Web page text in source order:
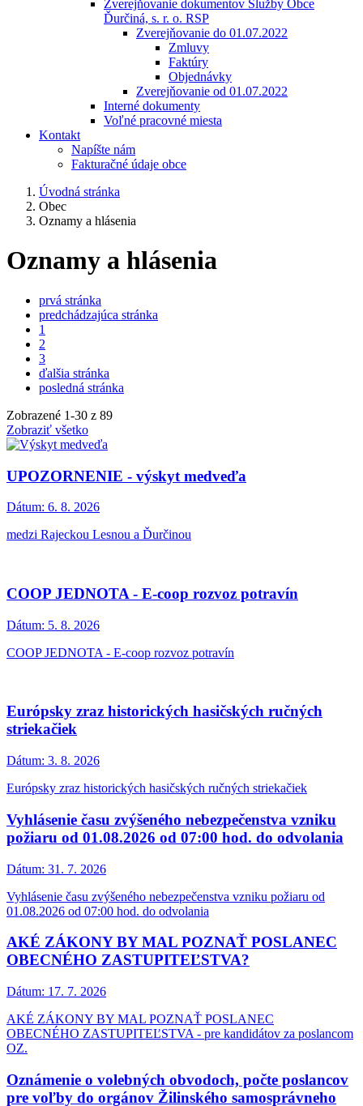
Zverejňovanie dokumentov Služby Obce
Ďurčiná, s. r. o. RSP
Zverejňovanie do 01.07.2022
Zmluvy
Faktúry
Objednávky
Zverejňovanie od 01.07.2022
Interné dokumenty
Voľné pracovné miesta
Kontakt
Napíšte nám
Fakturačné údaje obce
Úvodná stránka
Obec
Oznamy a hlásenia
Oznamy a hlásenia
prvá stránka
predchádzajúca stránka
1
2
3
ďalšia stránka
posledná stránka
Zobrazené 1-30 z 89
Zobraziť všetko
UPOZORNENIE - výskyt medveďa
Dátum: 6. 8. 2026
medzi Rajeckou Lesnou a Ďurčinou
COOP JEDNOTA - E-coop rozvoz potravín
Dátum: 5. 8. 2026
COOP JEDNOTA - E-coop rozvoz potravín
Európsky zraz historických hasičských ručných
striekačiek
Dátum: 3. 8. 2026
Európsky zraz historických hasičských ručných striekačiek
Vyhlásenie času zvýšeného nebezpečenstva vzniku
požiaru od 01.08.2026 od 07:00 hod. do odvolania
Dátum: 31. 7. 2026
Vyhlásenie času zvýšeného nebezpečenstva vzniku požiaru od
01.08.2026 od 07:00 hod. do odvolania
AKÉ ZÁKONY BY MAL POZNAŤ POSLANEC
OBECNÉHO ZASTUPITEĽSTVA?
Dátum: 17. 7. 2026
AKÉ ZÁKONY BY MAL POZNAŤ POSLANEC
OBECNÉHO ZASTUPITEĽSTVA - pre kandidátov za poslancom
OZ.
Oznámenie o volebných obvodoch, počte poslancov
pre voľby do orgánov Žilinského samosprávneho